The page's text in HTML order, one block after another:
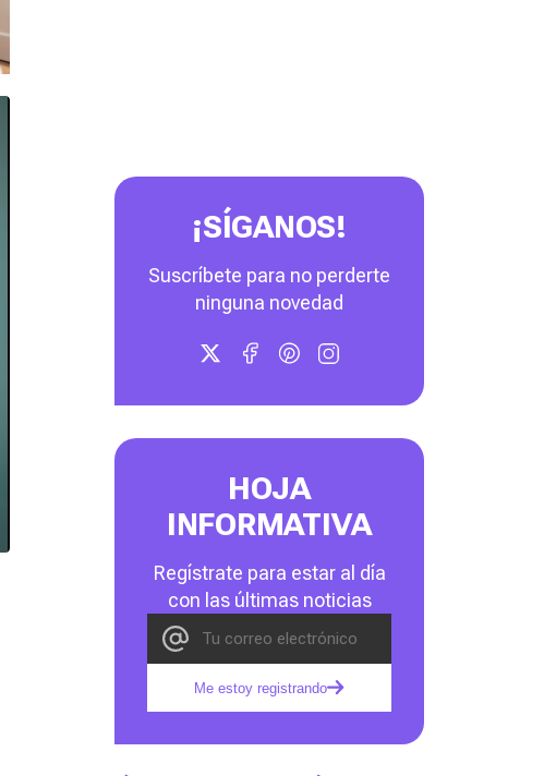
¡SÍGANOS!
Suscríbete para no perderte
ninguna novedad
HOJA
INFORMATIVA
Regístrate para estar al día
con las últimas noticias
Me estoy registrando